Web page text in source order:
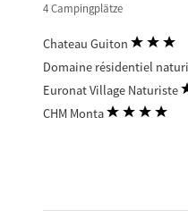
4 Campingplätze
Chateau Guiton
Domaine résidentiel
Euronat Village Naturiste
CHM Monta